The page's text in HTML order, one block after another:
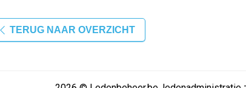
TERUG NAAR OVERZICHT